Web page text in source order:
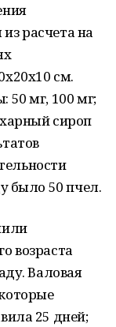
расчета на
см.
50 мг, 100 мг;
сироп
было 50 пчел.
возраста
Валовая
25 дней;